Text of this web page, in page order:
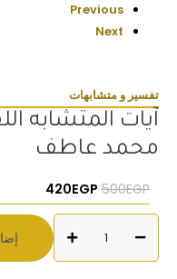
Previous
Next
تفسير و متشابهات
آيات المتشابه
محمد عاطف
500EGP السعر الأصلي هو: 500EGP.
420EGP
آيات
المتشابه